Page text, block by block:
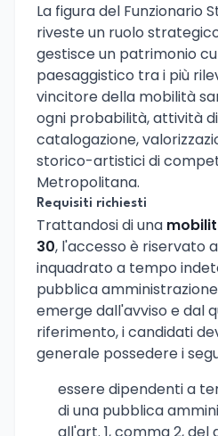
La figura del Funzionario
riveste un ruolo
gestisce un patrimonio
paesaggistico tra i più
vincitore della mobilità
ogni probabilità, attività
catalogazione,
storico-artistici di
Metropolitana.
Requisiti richiesti
Trattandosi di una
30, l'accesso è riservato
inquadrato a tempo
pubblica
emerge dall'avviso e dal
riferimento, i candidati
generale possedere i
essere dipendenti a
di una pubblica